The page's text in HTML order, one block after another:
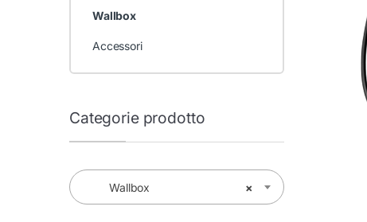
Wallbox
Accessori
Categorie prodotto
×
Wallbox